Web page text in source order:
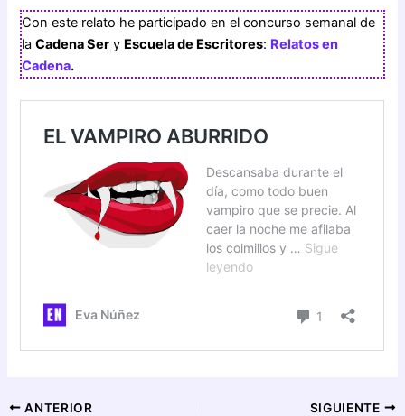
Con este relato he participado en el concurso semanal de
laCadena Ser y Escuela de Escritores: Relatos en
Cadena.
ANTERIOR SIGUIENTE